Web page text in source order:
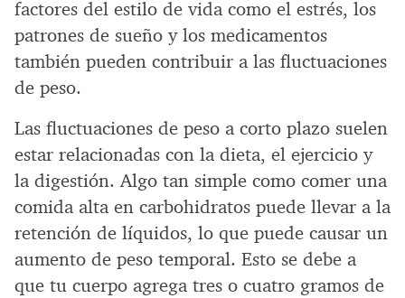
factores del estilo de vida como el estrés, los
patrones de sueño y los medicamentos
también pueden contribuir a las fluctuaciones
de peso.
Las fluctuaciones de peso a corto plazo suelen
estar relacionadas con la dieta, el ejercicio y
la digestión. Algo tan simple como comer una
comida alta en carbohidratos puede llevar a la
retención de líquidos, lo que puede causar un
aumento de peso temporal. Esto se debe a
que tu cuerpo agrega tres o cuatro gramos de